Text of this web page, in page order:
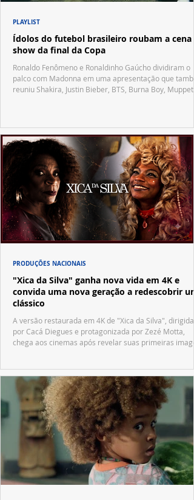
Ídolos do futebol brasileiro roubam a cena
show da final da Copa
Ronaldo Fenômeno e Ronaldinho Gaúcho dividiram o
palco com Madonna em uma apresentação que
reuniu Shakira, Justin Bieber, BTS, Burna Boy, Muppets,
PLAYLIST
"Xica da Silva" ganha nova vida em 4K e
convida uma nova geração a redescobrir um
clássico
A versão restaurada em 4K de "Xica da Silva", dirigida
por Cacá Diegues e protagonizada por Zezé Motta,
chega aos cinemas após revelar suas primeiras
PRODUÇÕES NACIONAIS